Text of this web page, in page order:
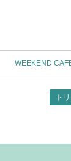
WEEKEND
ト